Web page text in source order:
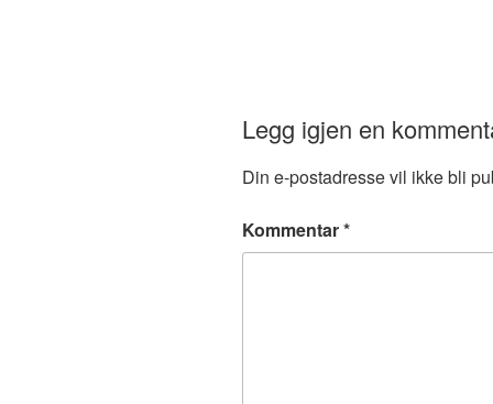
Legg igjen en
Din e-postadresse vil ikke bli
Kommentar*